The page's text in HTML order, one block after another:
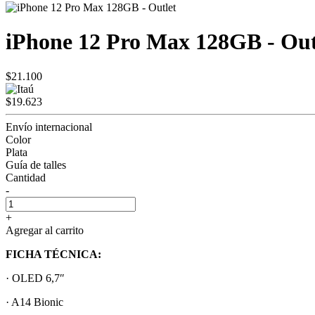
iPhone 12 Pro Max 128GB -
$21.100
$19.623
Envío internacional
Color
Plata
Guía de talles
Cantidad
-
+
Agregar al carrito
FICHA TÉCNICA:
· OLED 6,7″
· A14 Bionic